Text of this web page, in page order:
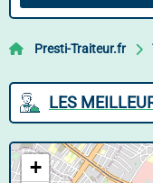
Presti-Traiteur.fr
LES
+